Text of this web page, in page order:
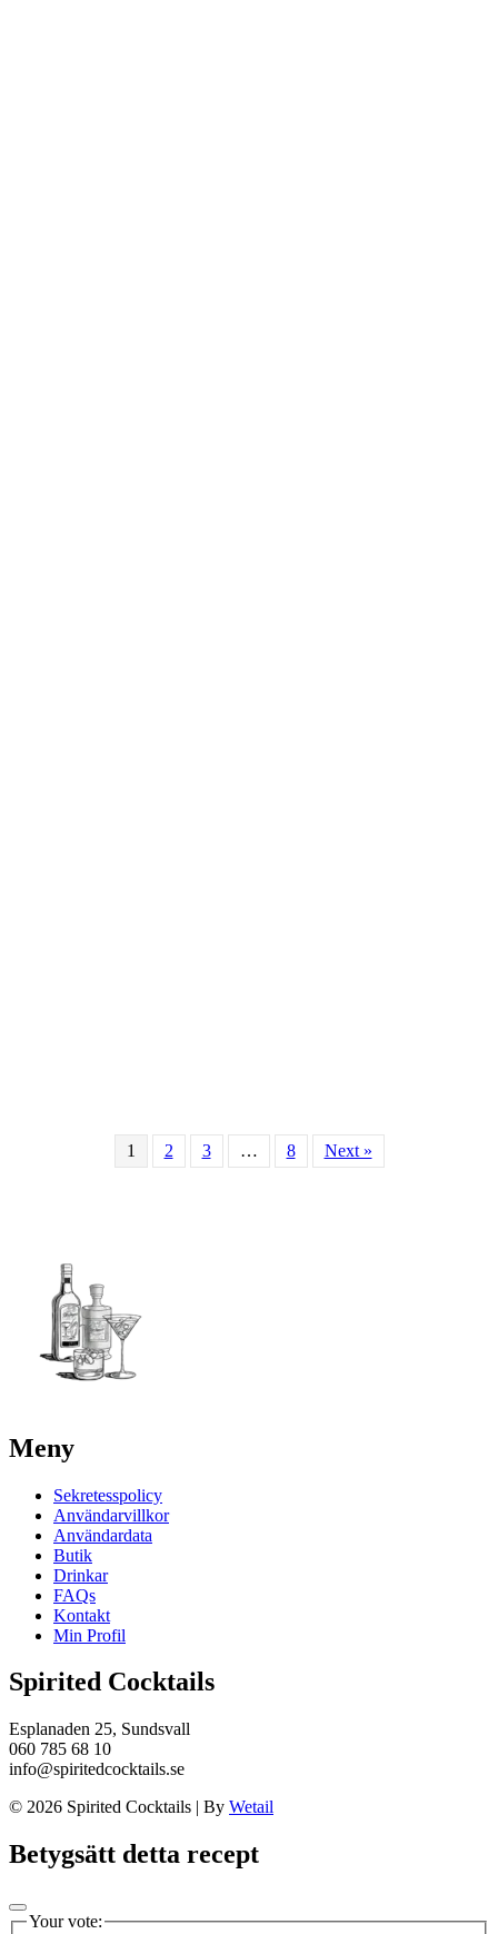
1 2 3 … 8 Next »
Meny
Sekretesspolicy
Användarvillkor
Användardata
Butik
Drinkar
FAQs
Kontakt
Min Profil
Spirited Cocktails
Esplanaden 25, Sundsvall
060 785 68 10
info@spiritedcocktails.se
© 2026 Spirited Cocktails | By Wetail
Betygsätt detta recept
Your vote: